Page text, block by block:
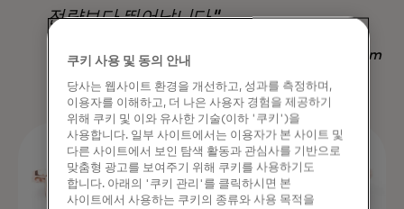
전략보다 뛰어납니다".
Nadav Yekutiel, Head of Data, GlassesUSA.com
쿠키 사용 및 동의 안내
당사는 웹사이트 환경을 개선하고, 성과를 측정하며,
이용자를 이해하고, 더 나은 사용자 경험을 제공하기
위해 쿠키 및 이와 유사한 기술(이하 '쿠키')을
사용합니다. 일부 사이트에서는 이용자가 본 사이트 및
다른 사이트에서 보인 탐색 활동과 관심사를 기반으로
맞춤형 광고를 보여주기 위해 쿠키를 사용하기도
합니다. 아래의 '쿠키 관리'를 클릭하시면 본
사이트에서 사용하는 쿠키의 종류와 사용 목적을